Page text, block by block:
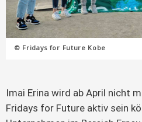
© Fridays for Future Kobe
Imai Erina wird ab April nicht
Fridays for Future aktiv sein